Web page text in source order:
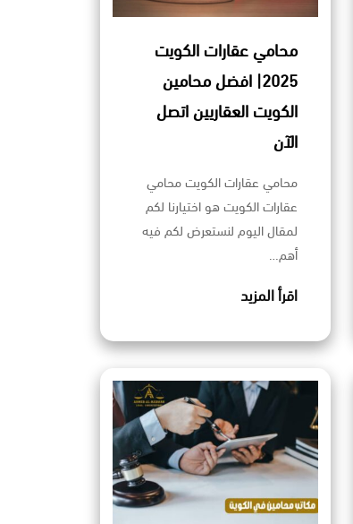
محامي عقارات الكويت
2025| افضل محامين
الكويت العقاريين اتصل
الآن
محامي عقارات الكويت محامي
عقارات الكويت هو اختيارنا لكم
لمقال اليوم لنستعرض لكم فيه
أهم…
اقرأ المزيد